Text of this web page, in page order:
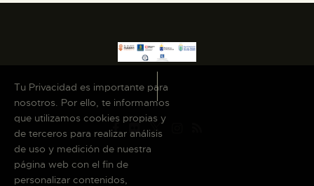
Tu Privacidad es importante para
nosotros. Por ello, te informamos
que utilizamos cookies propias y
de terceros para realizar análisis
de uso y medición de nuestra
página web con el fin de
personalizar contenidos,